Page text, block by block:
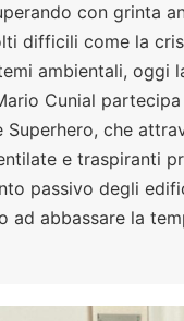
con grinta
difficili come la
ambientali, oggi
Cunial
Superhero, che
e traspiranti
passivo degli
ad abbassare la